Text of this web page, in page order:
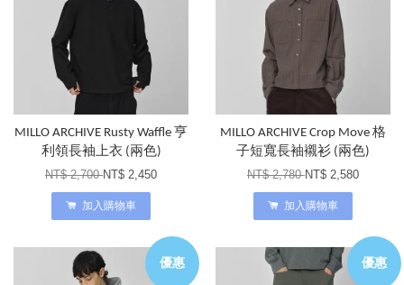
MILLO ARCHIVE Rusty Waffle 亨
利領長袖上衣 (兩色)
NT$ 2,700NT$ 2,450
加入購物車
MILLO ARCHIVE Crop Move 格
子短寬長袖襯衫 (兩色)
NT$ 2,780NT$ 2,580
加入購物車
優惠 優惠